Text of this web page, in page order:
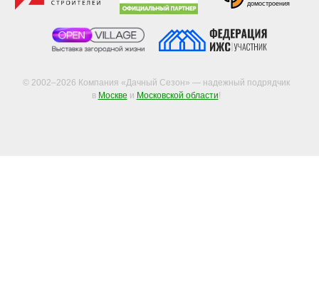
© 2002–2026 Компания «Дачный Сезон» — надежный подрядчик
в Москве и Московской области!
домостроения